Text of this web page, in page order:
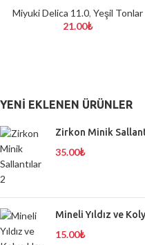
Miyuki Delica 11.0, Yeşil Tonlar
21.00₺
YENI EKLENEN ÜRÜNLER
Zirkon Minik
35.00₺
Mineli Yıldız ve
15.00₺